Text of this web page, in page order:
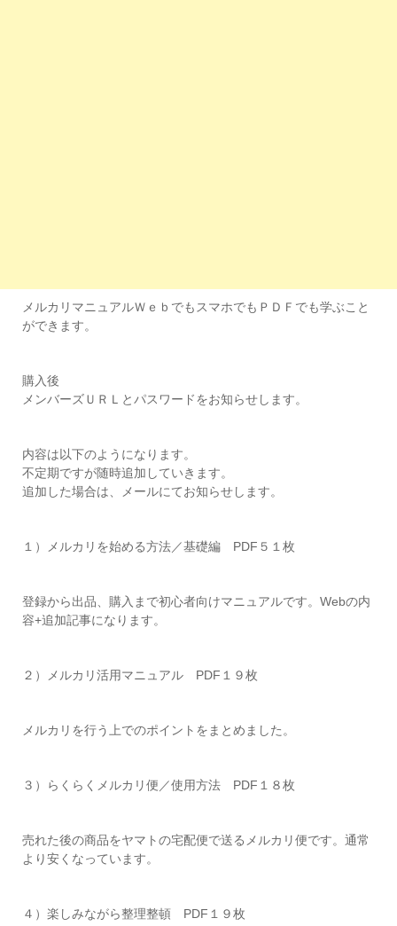
メルカリマニュアルＷｅｂでもスマホでもＰＤＦでも学ぶこと
ができます。
購入後
メンバーズＵＲＬとパスワードをお知らせします。
内容は以下のようになります。
不定期ですが随時追加していきます。
追加した場合は、メールにてお知らせします。
１）メルカリを始める方法／基礎編 PDF５１枚
登録から出品、購入まで初心者向けマニュアルです。Webの内
容+追加記事になります。
２）メルカリ活用マニュアル PDF１９枚
メルカリを行う上でのポイントをまとめました。
３）らくらくメルカリ便／使用方法 PDF１８枚
売れた後の商品をヤマトの宅配便で送るメルカリ便です。通常
より安くなっています。
４）楽しみながら整理整頓 PDF１９枚